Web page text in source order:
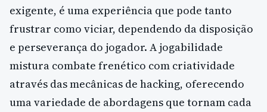
exigente, é uma experiência que pode tanto
frustrar como viciar, dependendo da disposição
e perseverança do jogador. A jogabilidade
mistura combate frenético com criatividade
através das mecânicas de hacking, oferecendo
uma variedade de abordagens que tornam cada